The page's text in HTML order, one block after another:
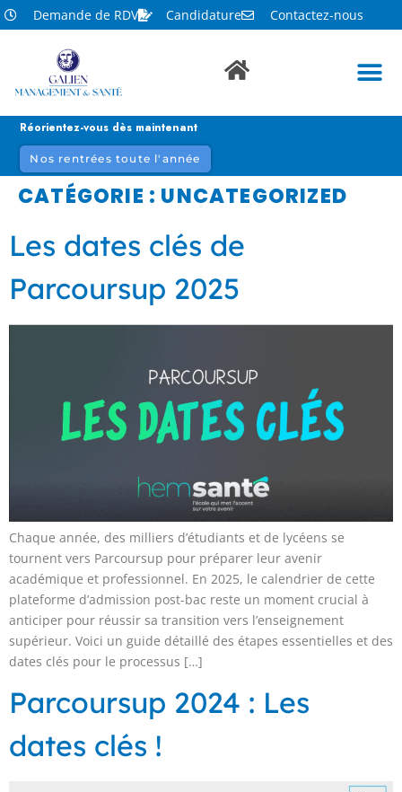
Demande de RDV Candidature Contactez-nous
Réorientez-vous dès maintenant
Nos rentrées toute l'année
CATÉGORIE : UNCATEGORIZED
Les dates clés de
Parcoursup 2025
Chaque année, des milliers d’étudiants et de lycéens se
tournent vers Parcoursup pour préparer leur avenir
académique et professionnel. En 2025, le calendrier de cette
plateforme d’admission post-bac reste un moment crucial à
anticiper pour réussir sa transition vers l’enseignement
supérieur. Voici un guide détaillé des étapes essentielles et des
dates clés pour le processus […]
Parcoursup 2024 : Les
dates clés !